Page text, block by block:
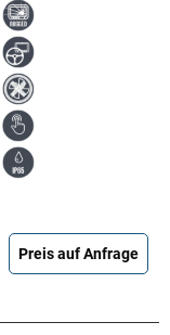
Preis auf Anfrage